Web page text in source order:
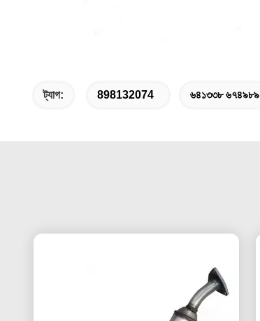
ট্যাগ: 898132074 ৬৪১৩৩৮ ৬৭৪৯৮৯